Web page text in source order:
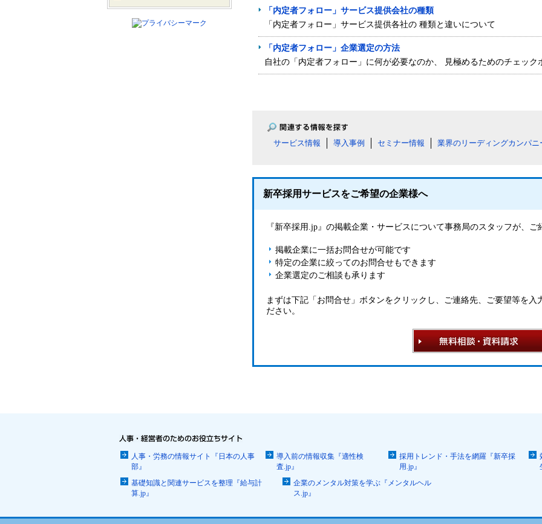
「内定者フォロー」サービス提供会社の種類
「内定者フォロー」サービス提供各社の 種類と違いについて
「内定者フォロー」企業選定の方法
自社の「内定者フォロー」に何が必要なのか、 見極めるためのチェック
サービス情報 導入事例 セミナー情報 業界のリーディングカンパニ
新卒採用サービスをご希望の企業様へ
『新卒採用.jp』の掲載企業・サービスについて事務局のスタッフが、
掲載企業に一括お問合せが可能です
特定の企業に絞ってのお問合せもできます
企業選定のご相談も承ります
まずは下記「お問合せ」ボタンをクリックし、ご連絡先、ご要望等を
ださい。
人事・労務の情報サイト『日本の人事
部』
導入前の情報収集『適性検
査.jp』
採用トレンド・手法を網羅『新卒採
用.jp』
基礎知識と関連サービスを整理『給与計
算.jp』
企業のメンタル対策を学ぶ『メンタルヘル
ス.jp』